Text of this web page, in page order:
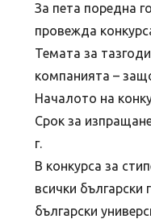
За пета поредна
провежда
Темата за
компанията –
Началото на
Срок за
г.
В конкурса за
всички български
български